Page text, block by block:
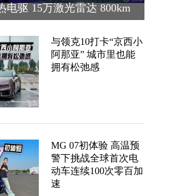
电驱 15万激光雷达 800km
与领克10打卡“京西小
阿那亚” 城市里也能
拥有松弛感
MG 07初体验 高温预
警下挑战全球首次电
动车连续100次零百加
速